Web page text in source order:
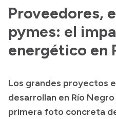
Delegaciones
Normativa
Presupuesto
Boletín Oficial
Proveedores,
pymes: el
energético en
Los grandes proyectos
desarrollan en Río
primera foto concreta